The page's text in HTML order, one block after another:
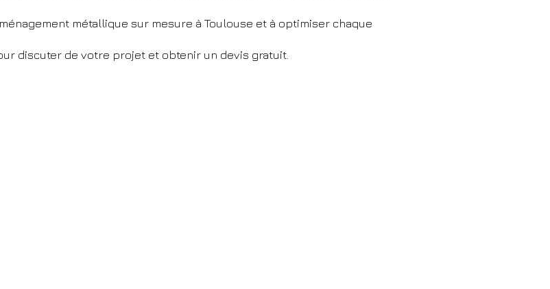
métallique sur mesure à Toulouse et à optimiser chaque
discuter de votre projet et obtenir un devis gratuit.